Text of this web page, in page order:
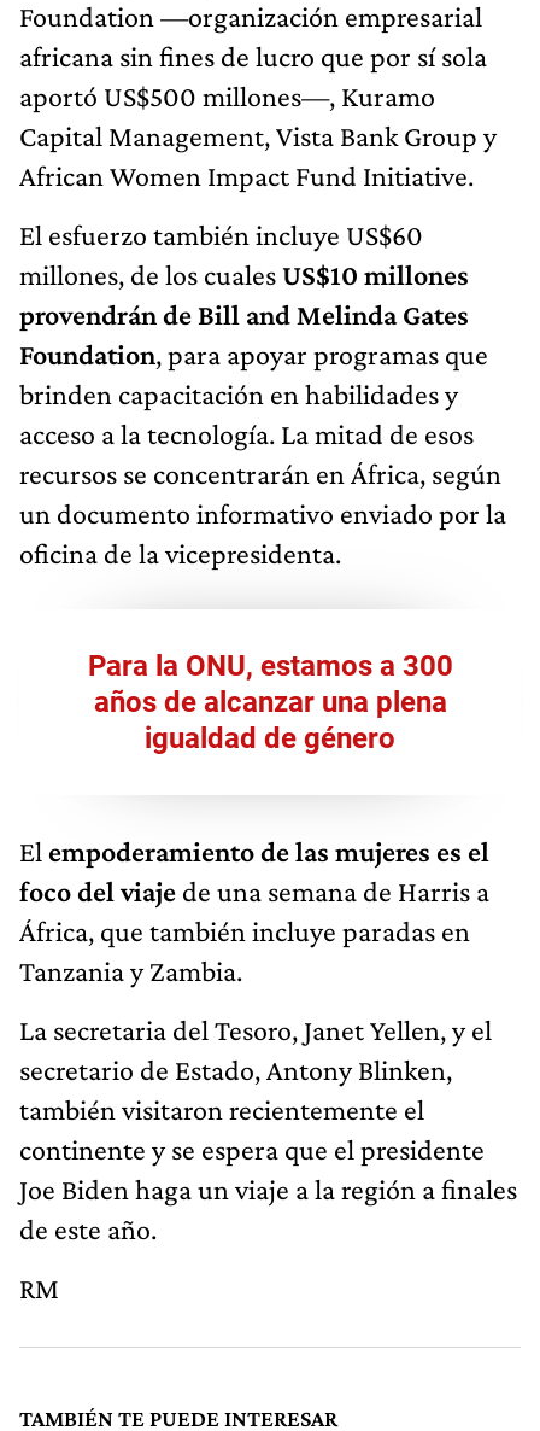
Foundation —organización empresarial
africana sin fines de lucro que por sí sola
aportó US$500 millones—, Kuramo
Capital Management, Vista Bank Group y
African Women Impact Fund Initiative.
El esfuerzo también incluye US$60
millones, de los cualesUS$10 millones
provendrán de Bill and Melinda Gates
Foundation, para apoyar programas que
brinden capacitación en habilidades y
acceso a la tecnología. La mitad de esos
recursos se concentrarán en África, según
un documento informativo enviado por la
oficina de la vicepresidenta.
Para la ONU, estamos a 300
años de alcanzar una plena
igualdad de género
El empoderamiento de las mujeres es el
foco del viaje de una semana de Harris a
África, que también incluye paradas en
Tanzania y Zambia.
La secretaria del Tesoro, Janet Yellen, y el
secretario de Estado, Antony Blinken,
también visitaron recientemente el
continente y se espera que el presidente
Joe Biden haga un viaje a la región a finales
de este año.
RM
TAMBIÉN TE PUEDE INTERESAR